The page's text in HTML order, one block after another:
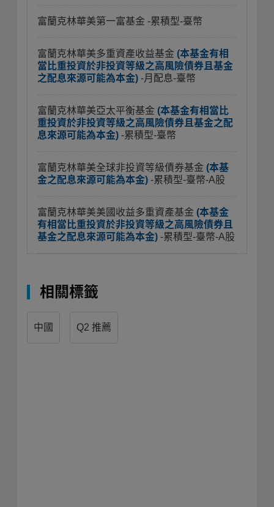
富蘭克林華美第一富基金 -累積型-臺幣
富蘭克林華美多重資產收益基金 (本基金有相
當比重投資於非投資等級之高風險債券且基金
之配息來源可能為本金) -月配息-臺幣
富蘭克林華美亞太平衡基金 (本基金有相當比
重投資於非投資等級之高風險債券且基金之配
息來源可能為本金) -累積型-臺幣
富蘭克林華美全球非投資等級債券基金 (本基
金之配息來源可能為本金) -累積型-臺幣-A股
富蘭克林華美美國收益多重資產基金 (本基金
有相當比重投資於非投資等級之高風險債券且
基金之配息來源可能為本金) -累積型-臺幣-A股
相關標籤
中國 Q2 推薦